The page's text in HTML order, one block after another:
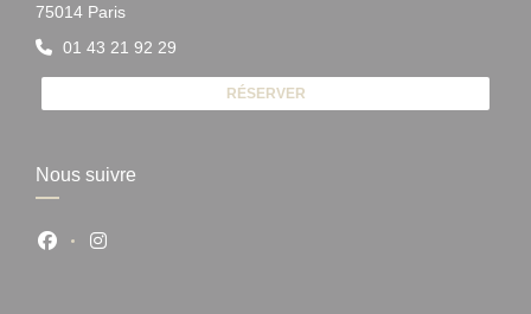
75014 Paris((ouvre une nouvelle fenêtre))
01 43 21 92 29
RÉSERVER
Nous suivre
Facebook ((ouvre une nouvelle fenêtre))
Instagram ((ouvre une nouvelle fenêtre))